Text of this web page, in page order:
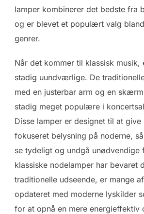
lamper kombinerer det bedste fra
og er blevet et populært valg
genrer.
Når det kommer til klassisk musik,
stadig uundværlige. De
med en justerbar arm og en
stadig meget populære i
Disse lamper er designet til at
fokuseret belysning på noderne,
se tydeligt og undgå unødvendige
klassiske nodelamper har bevaret
traditionelle udseende, er mange
opdateret med moderne lyskilder
for at opnå en mere energieffektiv